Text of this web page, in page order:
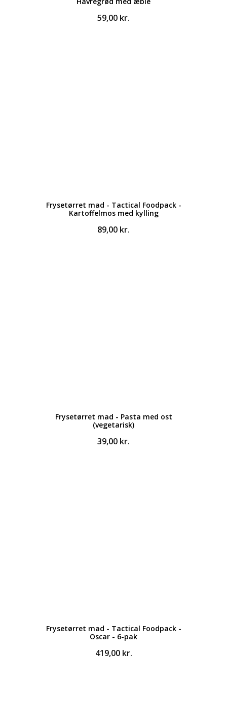
59,00 kr.
Frysetørret mad - Tactical Foodpack -
Kartoffelmos med kylling
89,00 kr.
Frysetørret mad - Pasta med ost
(vegetarisk)
39,00 kr.
Frysetørret mad - Tactical Foodpack -
Oscar - 6-pak
419,00 kr.